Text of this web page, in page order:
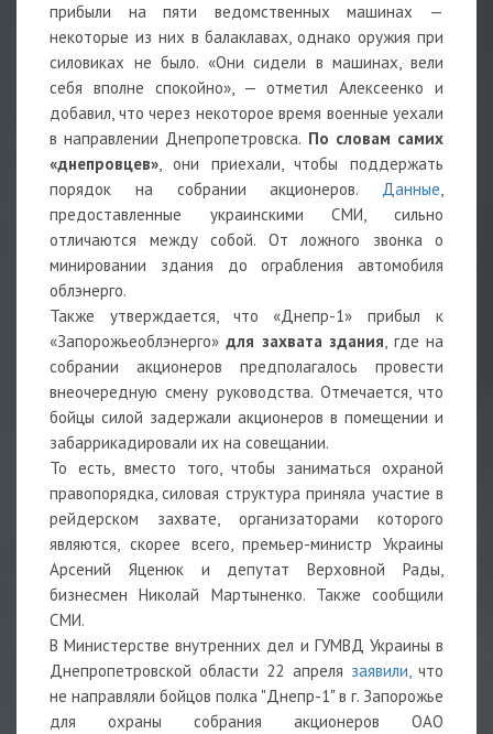
прибыли на пяти ведомственных машинах —
некоторые из них в балаклавах, однако оружия при
силовиках не было. «Они сидели в машинах, вели
себя вполне спокойно», — отметил Алексеенко и
добавил, что через некоторое время военные уехали
в направлении Днепропетровска. По словам самих
«днепровцев», они приехали, чтобы поддержать
порядок на собрании акционеров. Данные,
предоставленные украинскими СМИ, сильно
отличаются между собой. От ложного звонка о
минировании здания до ограбления автомобиля
облэнерго.
Также утверждается, что «Днепр-1» прибыл к
«Запорожьеоблэнерго»для захвата здания, где на
собрании акционеров предполагалось провести
внеочередную смену руководства. Отмечается, что
бойцы силой задержали акционеров в помещении и
забаррикадировали их на совещании.
То есть, вместо того, чтобы заниматься охраной
правопорядка, силовая структура приняла участие в
рейдерском захвате, организаторами которого
являются, скорее всего, премьер-министр Украины
Арсений Яценюк и депутат Верховной Рады,
бизнесмен Николай Мартыненко. Также сообщили
СМИ.
В Министерстве внутренних дел и ГУМВД Украины в
Днепропетровской области 22 апреля заявили,что
не направляли бойцов полка "Днепр-1" в г. Запорожье
для охраны собрания акционеров ОАО